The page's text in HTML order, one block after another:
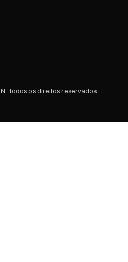
Todos os direitos reservados.